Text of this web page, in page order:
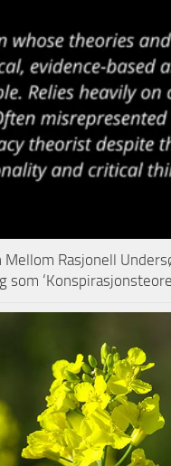
Mellom Rasjonell
som